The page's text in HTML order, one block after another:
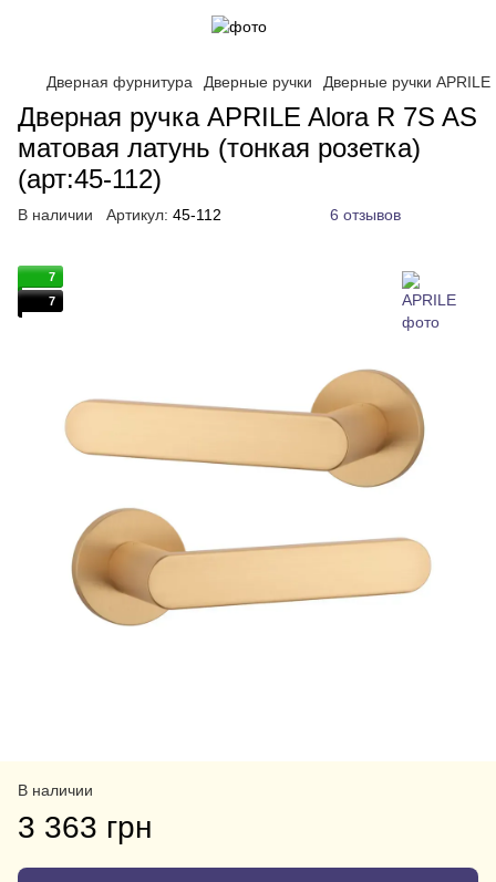
Дверная фурнитура Дверные ручки Дверные ручки APRILE
Дверная ручка APRILE Alora R 7S AS
матовая латунь (тонкая розетка)
(арт:45-112)
В наличии Артикул: 45-112 6 отзывов
7
7
В наличии
3 363 грн